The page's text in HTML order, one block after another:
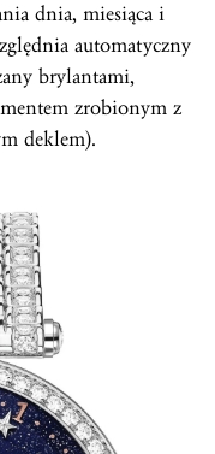
dnia, miesiąca i
automatyczny
brylantami,
zrobionym z
deklem).